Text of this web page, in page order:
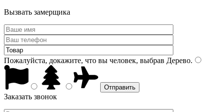
Вызвать замерщика
Пожалуйста, докажите, что вы человек, выбрав Дерево.
Заказать звонок